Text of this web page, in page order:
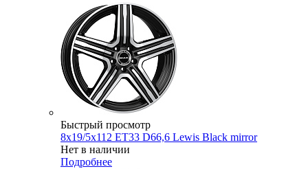
Быстрый просмотр
8x19/5x112 ET33 D66,6 Lewis Black mirror
Нет в наличии
Подробнее